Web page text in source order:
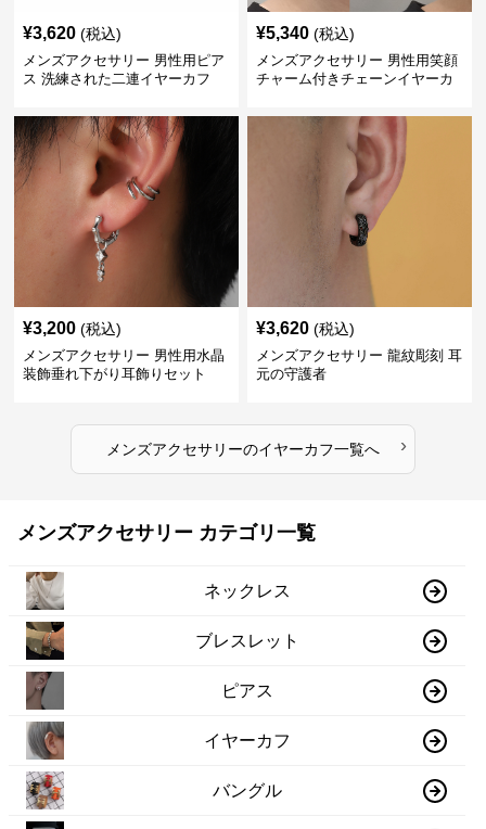
¥3,620 (税込)
メンズアクセサリー 男性用ピア
ス 洗練された二連イヤーカフ
¥5,340 (税込)
メンズアクセサリー 男性用笑顔
チャーム付きチェーンイヤーカ
¥3,200 (税込)
メンズアクセサリー 男性用水晶
装飾垂れ下がり耳飾りセット
¥3,620 (税込)
メンズアクセサリー 龍紋彫刻 耳
元の守護者
メンズアクセサリーのイヤーカフ一覧へ ›
メンズアクセサリー カテゴリ一覧
ネックレス
ブレスレット
ピアス
イヤーカフ
バングル